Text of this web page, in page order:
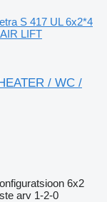
S 417 UL 6x2*4
LIFT
/ WC /
6x2
arv 1-2-0